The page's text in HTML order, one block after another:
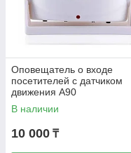
Оповещатель о входе
посетителей с датчиком
движения A90
В наличии
10 000 ₸